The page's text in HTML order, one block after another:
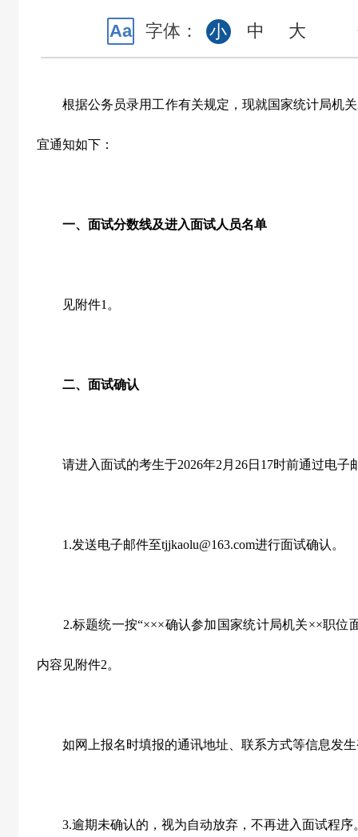
Aa 字体： 小 中 大
根据公务员录用工作有关规定，现就国家统计局机关
宜通知如下：
一、面试分数线及进入面试人员名单
见附件1 。
二、面试确认
请进入面试的考生于2026年2 月 26日 17时前通过电子
1.发送电子邮件至tjjkaolu@163.com进行面试确认。
2.标题统一按“×××确认参加国家统计局机关××职位
内容见附件2。
如网上报名时填报的通讯地址、联系方式等信息发生
3.逾期未确认的，视为自动放弃，不再进入面试程序